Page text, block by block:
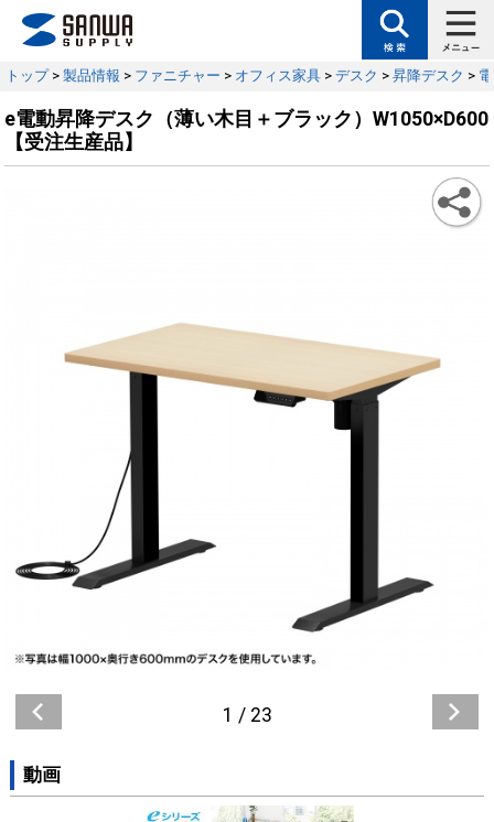
トップ> 製品情報 > ファニチャー > オフィス家具 > デスク > 昇降デスク >
e電動昇降デスク（薄い木目＋ブラック）W1050×D600
【受注生産品】
1 / 23
動画